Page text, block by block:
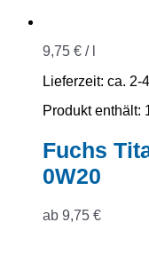
9,75 € /
Lieferzeit: ca. 2-
Produkt enthält:
Fuchs
0W20
ab 9,75 €